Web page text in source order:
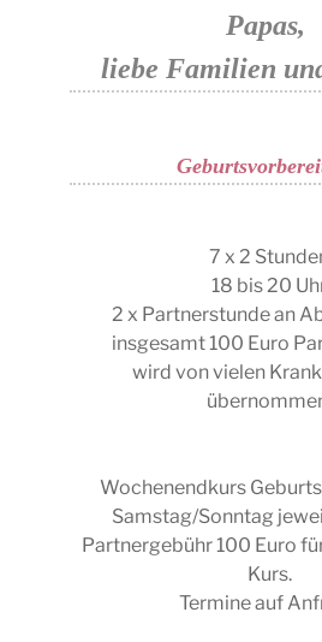
Papas,
liebe Familien
7 x 2
18 bis 20
2 x Partnerstunde an
insgesamt 100 Euro
wird von vielen
Wochenendkurs
Samstag/Sonntag
Partnergebühr 100 Euro
Kurs.
Termine auf